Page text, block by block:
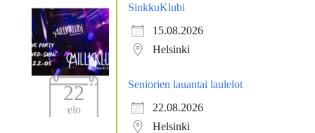
SinkkuKlubi
15.08.2026
Helsinki
22
elo
Seniorien lauantai laulelot
22.08.2026
Helsinki